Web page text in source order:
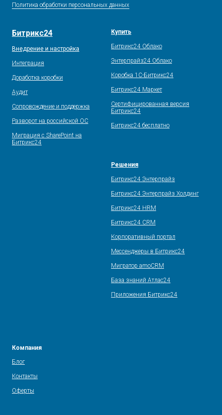
Политика обработки персональных данных
Битрикс24
Внедрение и настройка
Интеграция
Доработка коробки
Аудит
Сопровождение и поддержка
Разворот на российской ОС
Миграция с SharePoint на
Битрикс24
Купить
Битрикс24 Облако
Энтерпрайз24 Облако
Коробка 1С-Битрикс24
Битрикс24 Маркет
Сертифицированная версия
Битрикс24
Битрикс24 бесплатно
Решения
Битрикс24 Энтерпрайз
Битрикс24 Энтерпрайз Холдинг
Битрикс24 HRM
Битрикс24 CRM
Корпоративный портал
Мессенджеры в Битрикс24
Мигратор amoCRM
База знаний Атлас24
Приложения Битрикс24
Компания
Блог
Контакты
Оферты